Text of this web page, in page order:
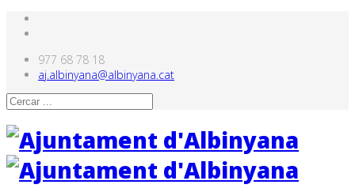
977 68 78 18
aj.albinyana@albinyana.cat